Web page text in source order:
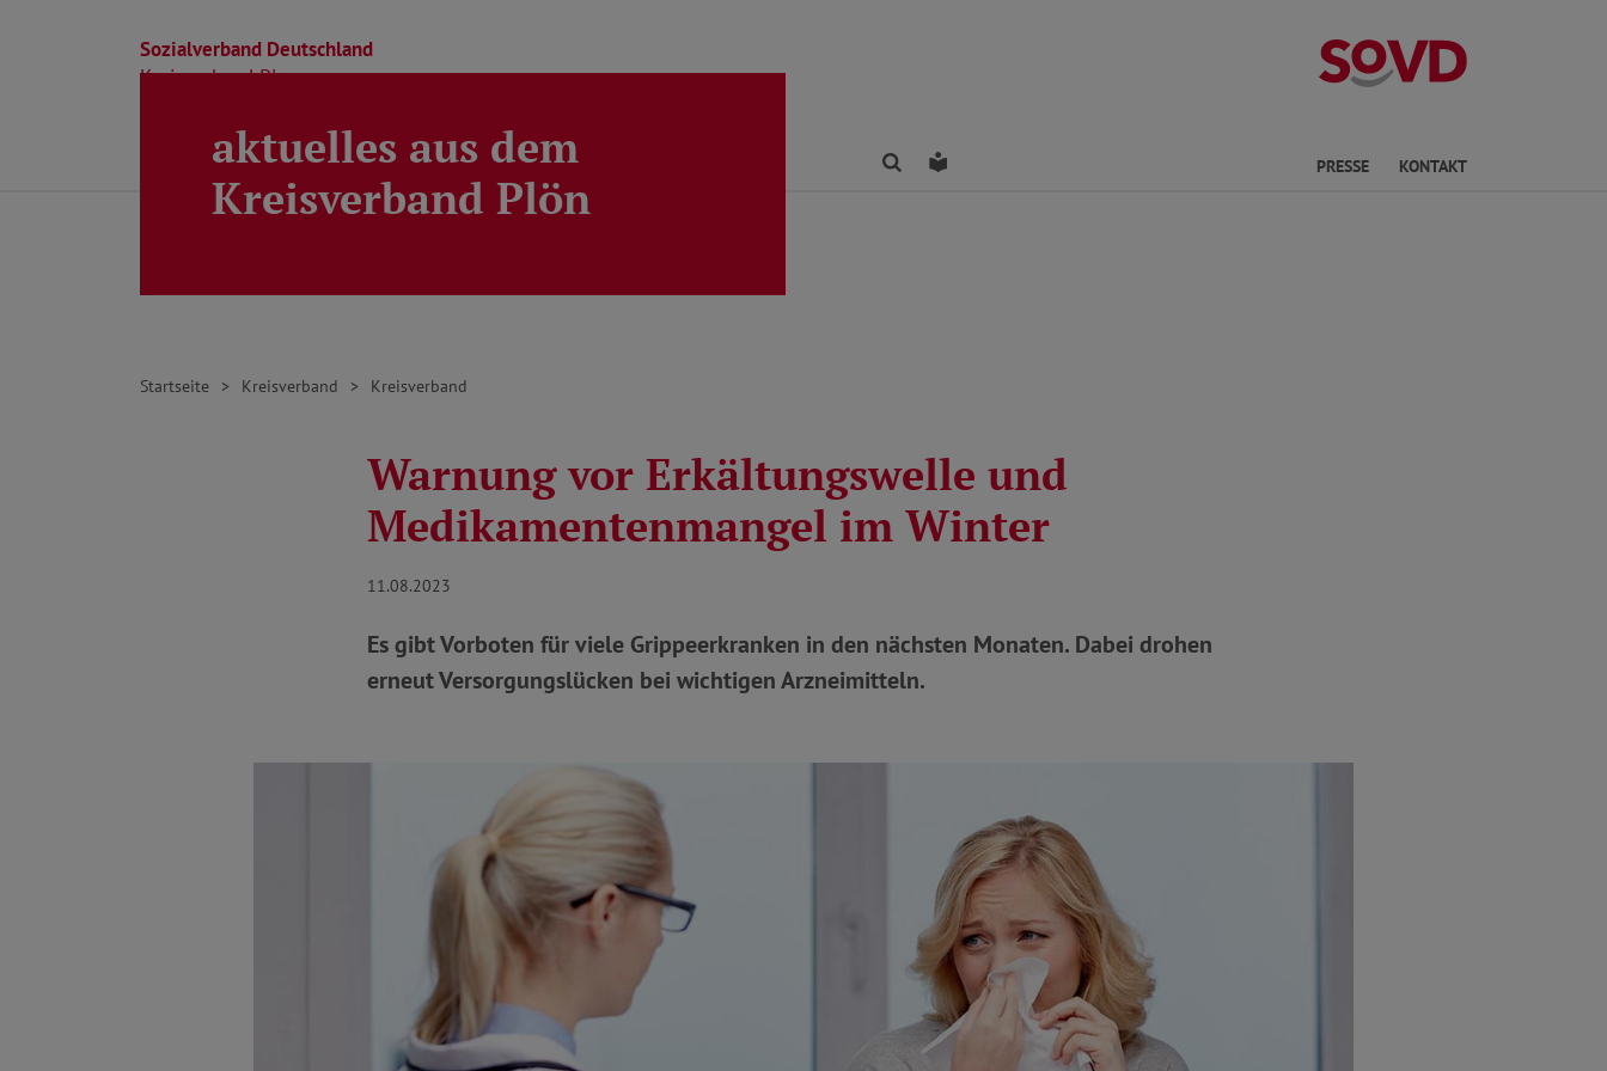
Sozialverband Deutschland
Kreisverband Ploen
Kreisverband
Direkt zu den Inhalten springen
Beratung Ortsverbände Kreisverband FindenLeichte Sprache PRESSE KONTAKT
aktuelles aus dem
Kreisverband Plön
Startseite Kreisverband Kreisverband
Warnung vor Erkältungswelle und
Medikamentenmangel im Winter
11.08.2023
Es gibt Vorboten für viele Grippeerkranken in den nächsten Monaten. Dabei drohen
erneut Versorgungslücken bei wichtigen Arzneimitteln.